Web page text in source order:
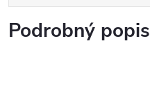
Podrobný popis